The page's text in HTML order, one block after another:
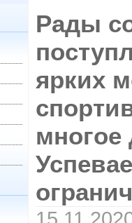
Рады
ярких
многое